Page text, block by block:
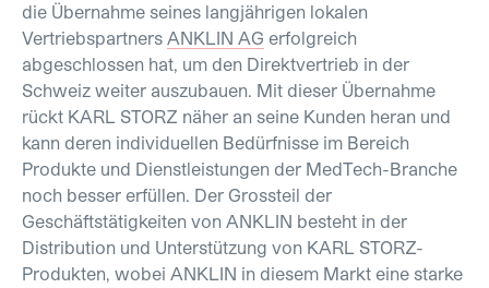
die Übernahme seines langjährigen lokalen
Vertriebspartners ANKLIN AG erfolgreich
abgeschlossen hat, um den Direktvertrieb in der
Schweiz weiter auszubauen. Mit dieser Übernahme
rückt KARL STORZ näher an seine Kunden heran und
kann deren individuellen Bedürfnisse im Bereich
Produkte und Dienstleistungen der MedTech-Branche
noch besser erfüllen. Der Grossteil der
Geschäftstätigkeiten von ANKLIN besteht in der
Distribution und Unterstützung von KARL STORZ-
Produkten, wobei ANKLIN in diesem Markt eine starke